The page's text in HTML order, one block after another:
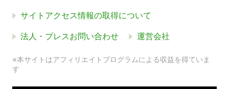
サイトアクセス情報の取得について
法人・プレスお問い合わせ 運営会社
※本サイトはアフィリエイトプログラムによる収益を得ていま
す